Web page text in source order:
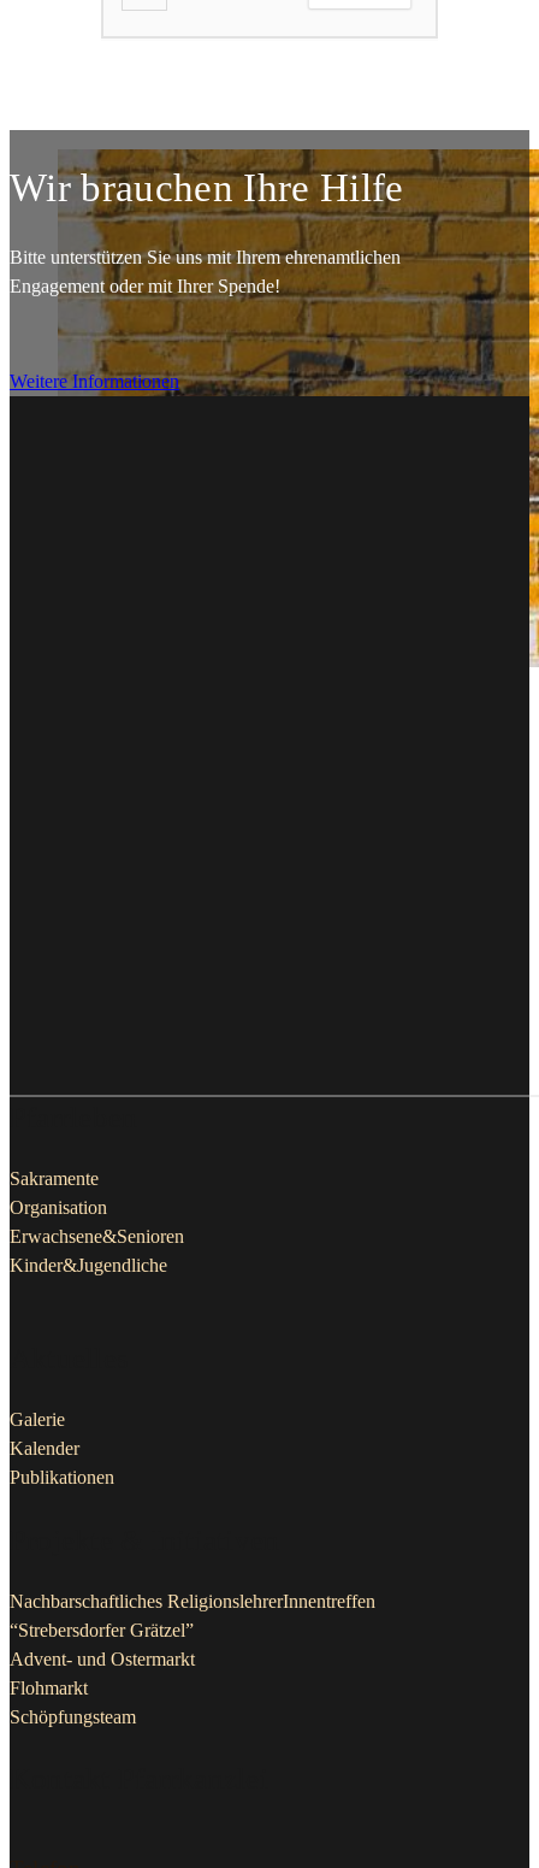
Wir brauchen Ihre Hilfe
Bitte unterstützen Sie uns mit Ihrem ehrenamtlichen
Engagement oder mit Ihrer Spende!
Weitere Informationen
Sakramente
Organisation
Erwachsene&Senioren
Kinder&Jugendliche
Galerie
Kalender
Publikationen
Nachbarschaftliches ReligionslehrerInnentreffen
“Strebersdorfer Grätzel”
Advent- und Ostermarkt
Flohmarkt
Schöpfungsteam